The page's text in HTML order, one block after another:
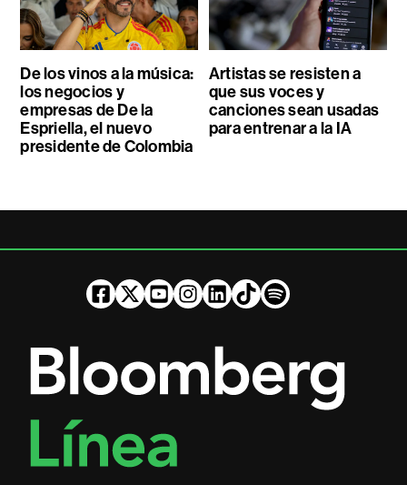
De los vinos a la música:
los negocios y
empresas de De la
Espriella, el nuevo
presidente de Colombia
Artistas se resisten a
que sus voces y
canciones sean usadas
para entrenar a la IA